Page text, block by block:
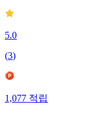
5.0
(3)
1,077적립